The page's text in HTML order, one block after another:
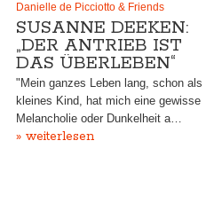
Danielle de Picciotto & Friends
SUSANNE DEEKEN:
„DER ANTRIEB IST
DAS ÜBERLEBEN“
"Mein ganzes Leben lang, schon als
kleines Kind, hat mich eine gewisse
Melancholie oder Dunkelheit a…
» weiterlesen